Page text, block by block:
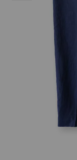
INFORMATION
プライバシーポリシー
特定商取引法について